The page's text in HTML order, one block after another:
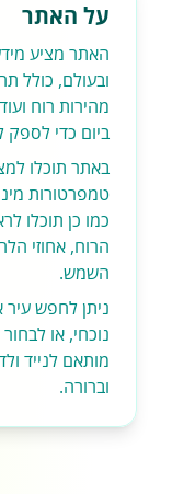
על האתר
האתר מציע
ובעולם, כולל
מהירות רוח
ביום כדי לספק
טמפרטורות
כמו כן תוכלו
הרוח, אחוזי
השמש.
ניתן לחפש עיר
נוכחי, או
מותאם לנייד
וברורה.